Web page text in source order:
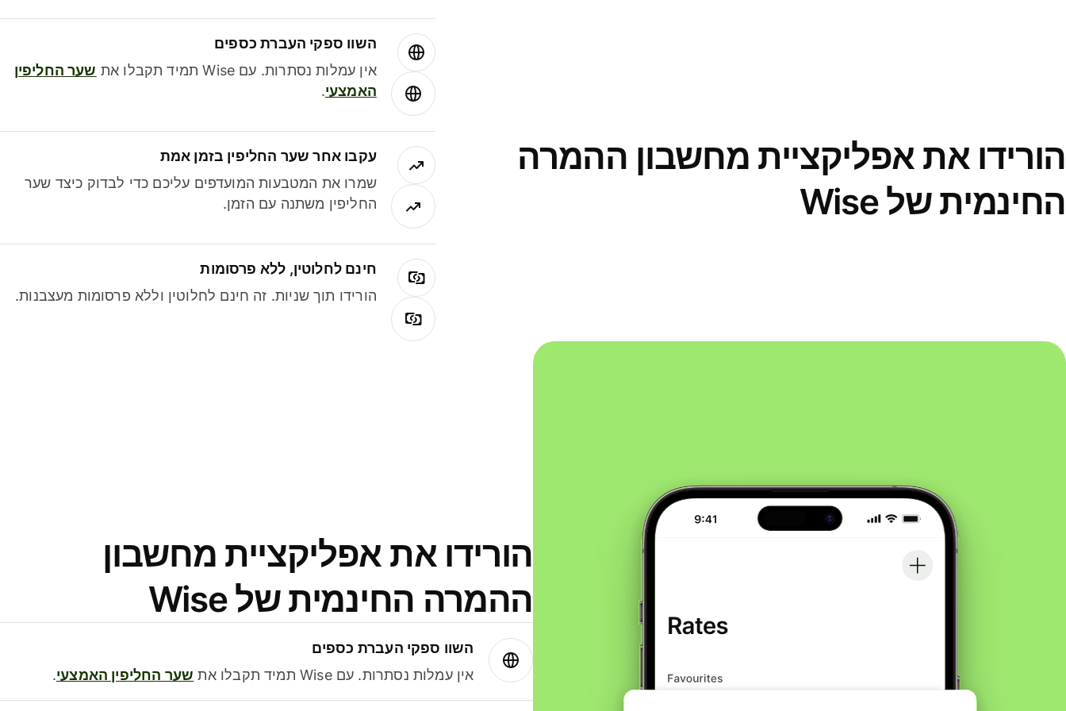
הורידו את אפליקציית מחשבון ההמרה
החינמית של Wise
השוו ספקי העברת כספים
אין עמלות נסתרות. עם Wise תמיד תקבלו את
שער החליפין
האמצעי.
עקבו אחר שער החליפין בזמן אמת
שמרו את המטבעות המועדפים עליכם כדי לבדוק כיצד שער
החליפין משתנה עם הזמן.
חינם לחלוטין, ללא פרסומות
הורידו תוך שניות. זה חינם לחלוטין וללא פרסומות מעצבנות.
הורידו את אפליקציית מחשבון
ההמרה החינמית של Wise
השוו ספקי העברת כספים
אין עמלות נסתרות. עם Wise תמיד תקבלו את
שער החליפין האמצעי.